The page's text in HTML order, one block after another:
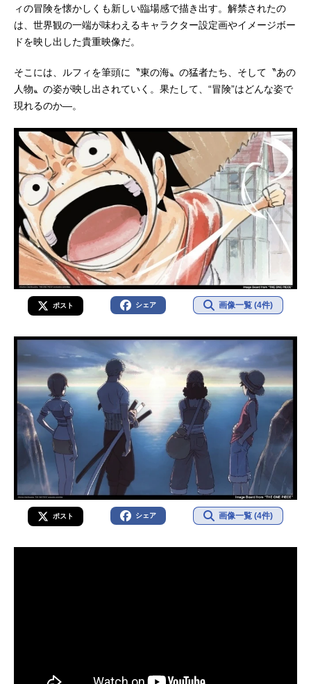
ィの冒険を懐かしくも新しい臨場感で描き出す。解禁されたの
は、世界観の一端が味わえるキャラクター設定画やイメージボー
ドを映し出した貴重映像だ。
そこには、ルフィを筆頭に〝東の海〟の猛者たち、そして〝あの
人物〟の姿が映し出されていく。果たして、“冒険”はどんな姿で
現れるのか―。
ポスト シェア 画像一覧 (4件)
ポスト シェア 画像一覧 (4件)